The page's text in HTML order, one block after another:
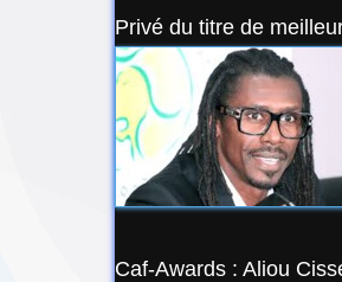
Privé du titre de
Caf-Awards : Aliou